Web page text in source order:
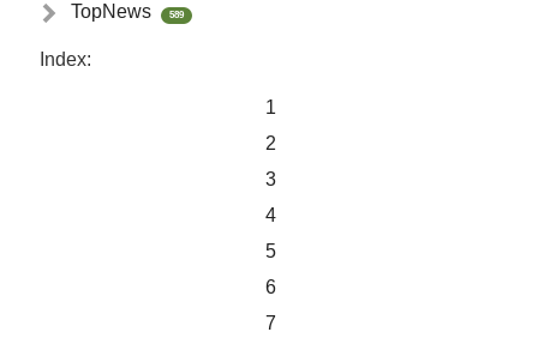
TopNews 589
Index:
1
2
3
4
5
6
7